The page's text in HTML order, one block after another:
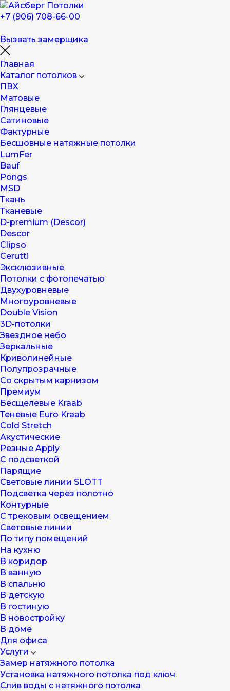
+7 (906) 708-66-00
Вызвать замерщика
Главная
Каталог потолков
ПВХ
Матовые
Глянцевые
Сатиновые
Фактурные
Бесшовные натяжные потолки
LumFer
Bauf
Pongs
MSD
Ткань
Тканевые
D-premium (Descor)
Descor
Clipso
Cerutti
Эксклюзивные
Потолки с фотопечатью
Двухуровневые
Многоуровневые
Double Vision
3D-потолки
Звездное небо
Зеркальные
Криволинейные
Полупрозрачные
Со скрытым карнизом
Премиум
Бесщелевые Kraab
Теневые Euro Kraab
Cold Stretch
Акустические
Резные Apply
С подсветкой
Парящие
Световые линии SLOTT
Подсветка через полотно
Контурные
С трековым освещением
Световые линии
По типу помещений
На кухню
В коридор
В ванную
В спальню
В детскую
В гостиную
В новостройку
В доме
Для офиса
Услуги
Замер натяжного потолка
Установка натяжного потолка под ключ
Слив воды с натяжного потолка